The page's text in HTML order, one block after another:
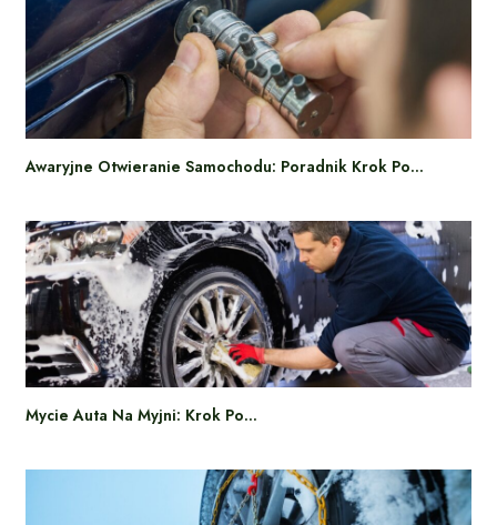
Awaryjne Otwieranie Samochodu: Poradnik Krok Po…
Mycie Auta Na Myjni: Krok Po…